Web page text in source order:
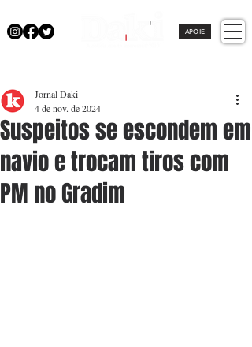
APOIE
Suspeitos se escondem em
navio e trocam tiros com
PM no Gradim
Jornal Daki
4 de nov. de 2024